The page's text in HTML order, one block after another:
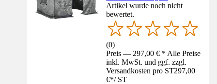
Artikel wurde noch nicht
bewertet.
(0)
Preis — 297,00 € * Alle Preise
inkl. MwSt. und ggf. zzgl.
Versandkosten pro ST297,00
€*/ ST